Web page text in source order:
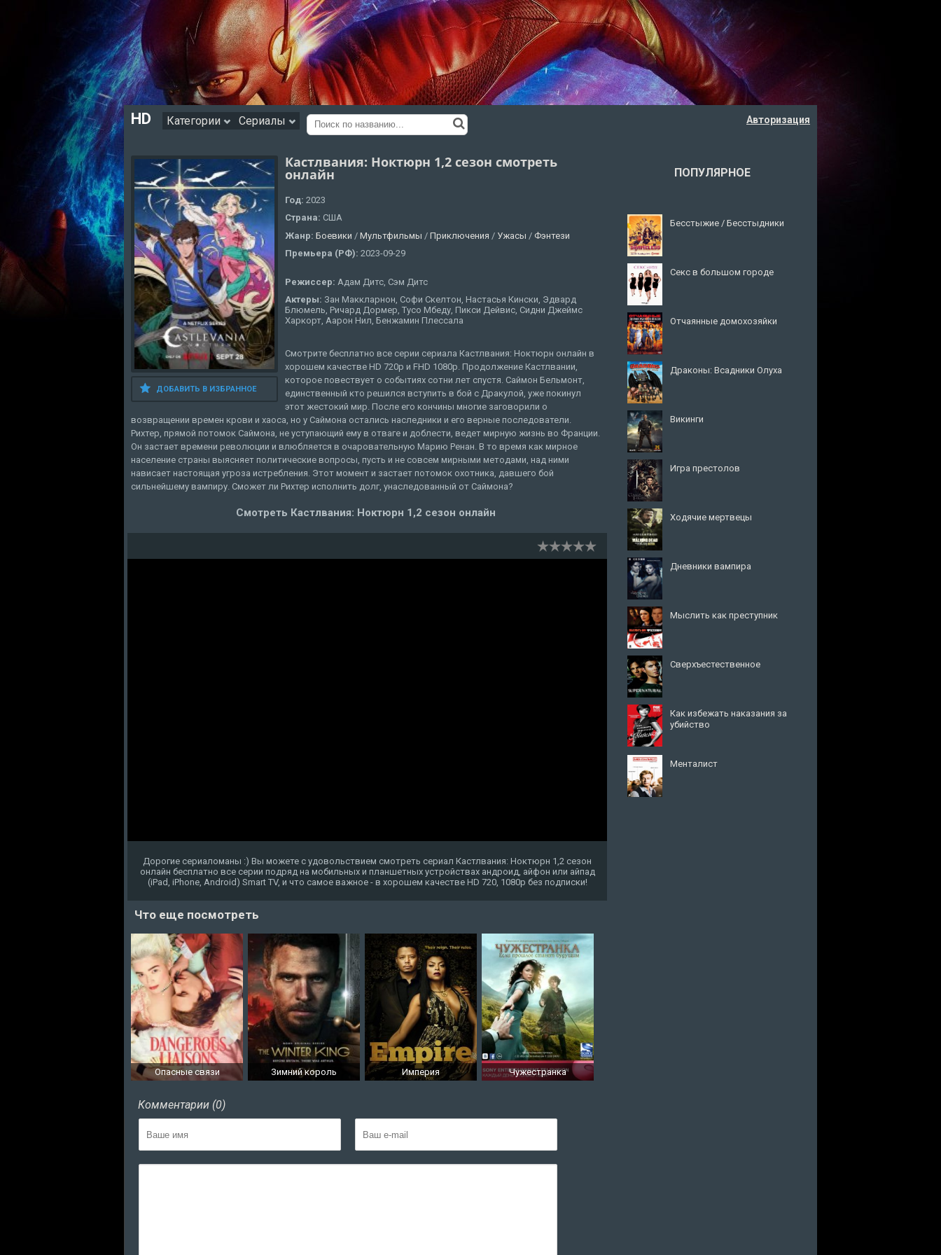
HD Категории Сериалы Авторизация
ДОБАВИТЬ В ИЗБРАННОЕ
Кастлвания: Ноктюрн 1,2 сезон смотреть
онлайн
Год: 2023
Страна: США
Жанр: Боевики / Мультфильмы / Приключения / Ужасы / Фэнтези
Премьера (РФ): 2023-09-29
Режиссер: Адам Дитс, Сэм Дитс
Актеры: Зан Маккларнон, Софи Скелтон, Настасья Кински, Эдвард
Блюмель, Ричард Дормер, Тусо Мбеду, Пикси Дейвис, Сидни Джеймс
Харкорт, Аарон Нил, Бенжамин Плессала
Смотрите бесплатно все серии сериала Кастлвания: Ноктюрн онлайн в
хорошем качестве HD 720p и FHD 1080p. Продолжение Кастлвании,
которое повествует о событиях сотни лет спустя. Саймон Бельмонт,
единственный кто решился вступить в бой с Дракулой, уже покинул
этот жестокий мир. После его кончины многие заговорили о
возвращении времен крови и хаоса, но у Саймона остались наследники и его верные последователи.
Рихтер, прямой потомок Саймона, не уступающий ему в отваге и доблести, ведет мирную жизнь во Франции.
Он застает времени революции и влюбляется в очаровательную Марию Ренан. В то время как мирное
население страны выясняет политические вопросы, пусть и не совсем мирными методами, над ними
нависает настоящая угроза истребления. Этот момент и застает потомок охотника, давшего бой
сильнейшему вампиру. Сможет ли Рихтер исполнить долг, унаследованный от Саймона?
Смотреть Кастлвания: Ноктюрн 1,2 сезон онлайн
Дорогие сериаломаны :) Вы можете с удовольствием смотреть сериал Кастлвания: Ноктюрн 1,2 сезон
онлайн бесплатно все серии подряд на мобильных и планшетных устройствах андроид, айфон или айпад
(iPad, iPhone, Android) Smart TV, и что самое важное - в хорошем качестве HD 720, 1080p без подписки!
Что еще посмотреть
Опасные связи Зимний король Империя Чужестранка
Комментарии (0)
ПОПУЛЯРНОЕ
Бесстыжие / Бесстыдники
Секс в большом городе
Отчаянные домохозяйки
Драконы: Всадники Олуха
Викинги
Игра престолов
Ходячие мертвецы
Дневники вампира
Мыслить как преступник
Сверхъестественное
Как избежать наказания за
убийство
Менталист